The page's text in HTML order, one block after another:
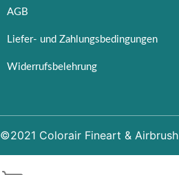
AGB
Liefer- und Zahlungsbedingungen
Widerrufsbelehrung
©2021 Colorair Fineart & Airbrush